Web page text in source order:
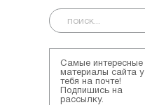
Самые интересные
материалы сайта у
тебя на почте!
Подпишись на
рассылку.